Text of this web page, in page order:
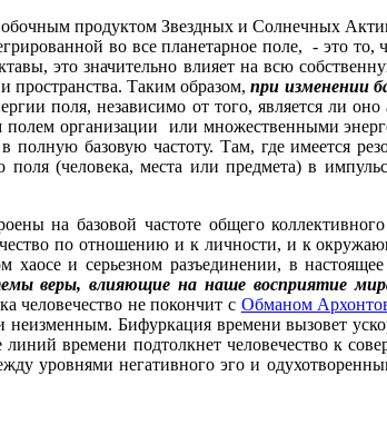
продуктом Звездных и Солнечных
во все планетарное поле, - это то,
это значительно влияет на всю
пространства. Таким образом,при изменении
поля, независимо от того, является ли оно
организации или множественными
базовую частоту. Там, где имеется
поля (человека, места или предмета) в
на базовой частоте общего
по отношению и к личности, и к
хаосе и серьезном разъединении, в
веры, влияющие на наше восприятие
человечество не покончит с Обманом
неизменным. Бифуркация времени вызовет
времени подтолкнет человечество к
уровнями негативного эго и